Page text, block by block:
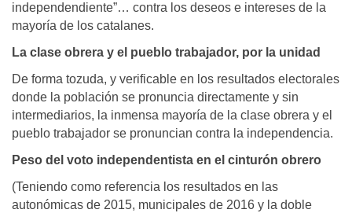
independendiente”… contra los deseos e intereses de la
mayoría de los catalanes.
La clase obrera y el pueblo trabajador, por la unidad
De forma tozuda, y verificable en los resultados electorales
donde la población se pronuncia directamente y sin
intermediarios, la inmensa mayoría de la clase obrera y el
pueblo trabajador se pronuncian contra la independencia.
Peso del voto independentista en el cinturón obrero
(Teniendo como referencia los resultados en las
autonómicas de 2015, municipales de 2016 y la doble